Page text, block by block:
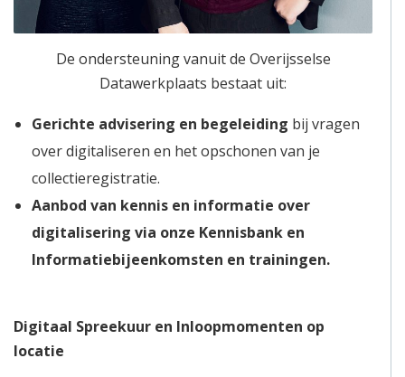
De ondersteuning vanuit de Overijsselse
Datawerkplaats bestaat uit:
Gerichte advisering en begeleiding bij vragen
over digitaliseren en het opschonen van je
collectieregistratie.
Aanbod van kennis en informatie over
digitalisering via onze Kennisbank en
Informatiebijeenkomsten en trainingen.
Digitaal Spreekuur en Inloopmomenten op
locatie